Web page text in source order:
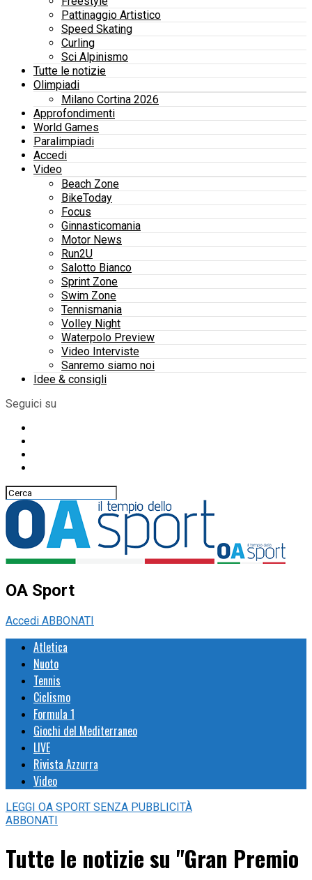
Pattinaggio Artistico
Speed Skating
Curling
Sci Alpinismo
Tutte le notizie
Olimpiadi
Milano Cortina 2026
Approfondimenti
World Games
Paralimpiadi
Accedi
Video
Beach Zone
BikeToday
Focus
Ginnasticomania
Motor News
Run2U
Salotto Bianco
Sprint Zone
Swim Zone
Tennismania
Volley Night
Waterpolo Preview
Video Interviste
Sanremo siamo noi
Idee & consigli
Seguici su
OA Sport
Accedi ABBONATI
Atletica
Nuoto
Tennis
Ciclismo
Formula 1
Giochi del Mediterraneo
LIVE
Rivista Azzurra
Video
LEGGI OA SPORT SENZA PUBBLICITÀ
ABBONATI
Tutte le notizie su "Gran Premio